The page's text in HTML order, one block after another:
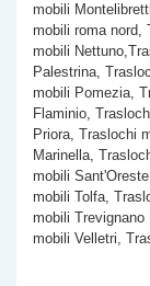
mobili
mobili roma nord,
mobili
Palestrina,
mobili Pomezia,
Flaminio,
Priora, Traslochi
Marinella,
mobili
mobili Tolfa,
mobili Trevignano
mobili Velletri,